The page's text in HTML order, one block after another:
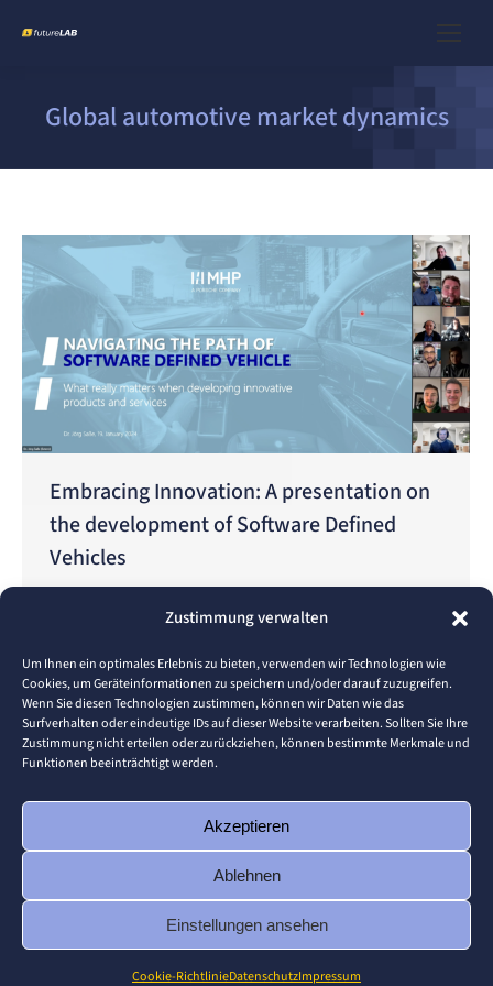
Zustimmung verwalten
Um Ihnen ein optimales Erlebnis zu bieten, verwenden wir Technologien wie
Cookies, um Geräteinformationen zu speichern und/oder darauf zuzugreifen.
Wenn Sie diesen Technologien zustimmen, können wir Daten wie das
Surfverhalten oder eindeutige IDs auf dieser Website verarbeiten. Sollten Sie Ihre
Zustimmung nicht erteilen oder zurückziehen, können bestimmte Merkmale und
Funktionen beeinträchtigt werden.
Akzeptieren
Ablehnen
Einstellungen ansehen
Cookie-RichtlinieDatenschutzImpressum
Global automotive market dynamics
Embracing Innovation: A presentation on
the development of Software Defined
Vehicles
Profound Insights on Innovation Dr. Jörg Sasse
delivered a captivating presentation at Hochschule
Pforzheim, engaging an audience of 18 individuals
with his profound insights on developing
innovative products and services at MHP. The
presentation by Dr. Sasse took place as part of the
Consulting Course lectureled by Holger Bernad and
Patrick Marberer. As an associated…